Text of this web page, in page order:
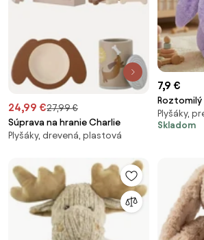
24,99 €27,99 €
Súprava na hranie Charlie
Plyšáky, drevená, plastová
7,9 €
zajačik
Plyšáky,
Skladom